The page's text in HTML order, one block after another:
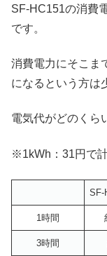
SF-HC151の消費
です。
消費電力にそこま
になるという方は
電気代がどのくら
※1kWh：31円で
SF-
1時間
3時間